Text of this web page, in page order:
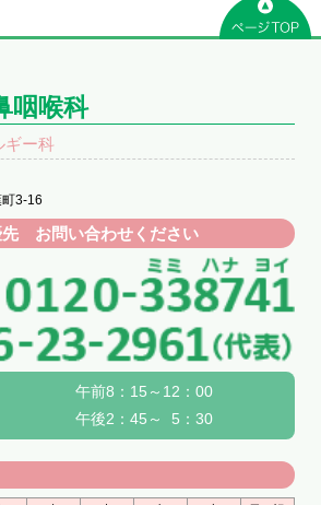
咽喉科
ギー科
3-16
先 お問い合わせください
午前8：15～12：00
午後2：45～ 5：30